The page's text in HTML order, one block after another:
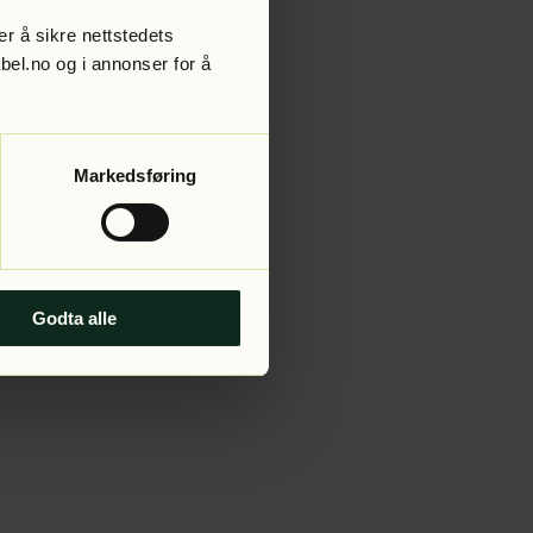
å sikre nettstedets
og i annonser for å
Markedsføring
Godta alle